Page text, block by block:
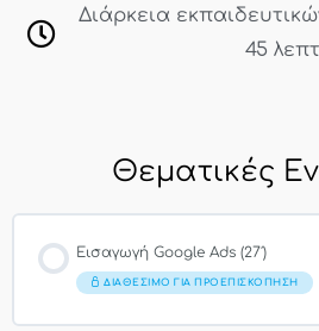
Διάρκεια
45
Θεματικές
Εισαγωγή Google Ads (27′)
ΔΙΑΘΈΣΙΜΟ ΓΙΑ ΠΡΟΕΠΙΣΚΌΠΗΣΗ